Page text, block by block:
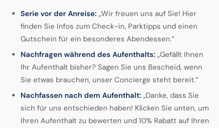
Serie vor der Anreise: „Wir freuen uns auf Sie! Hier
finden Sie Infos zum Check-in, Parktipps und einen
Gutschein für ein besonderes Abendessen.“
Nachfragen während des Aufenthalts: „Gefällt Ihnen
Ihr Aufenthalt bisher? Sagen Sie uns Bescheid, wenn
Sie etwas brauchen, unser Concierge steht bereit.“
Nachfassen nach dem Aufenthalt: „Danke, dass Sie
sich für uns entschieden haben! Klicken Sie unten, um
Ihren Aufenthalt zu bewerten und 10% Rabatt auf Ihren